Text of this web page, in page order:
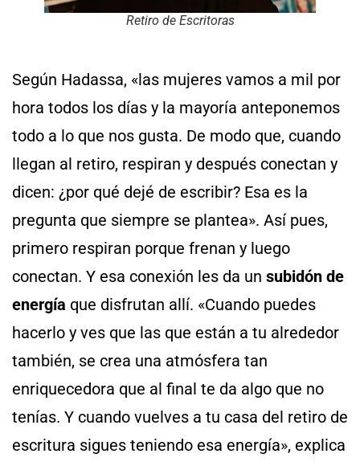
Retiro de Escritoras
Según Hadassa, «las mujeres vamos a mil por
hora todos los días y la mayoría anteponemos
todo a lo que nos gusta. De modo que, cuando
llegan al retiro, respiran y después conectan y
dicen: ¿por qué dejé de escribir? Esa es la
pregunta que siempre se plantea». Así pues,
primero respiran porque frenan y luego
conectan. Y esa conexión les da un subidón de
energía que disfrutan allí. «Cuando puedes
hacerlo y ves que las que están a tu alrededor
también, se crea una atmósfera tan
enriquecedora que al final te da algo que no
tenías. Y cuando vuelves a tu casa del retiro de
escritura sigues teniendo esa energía», explica